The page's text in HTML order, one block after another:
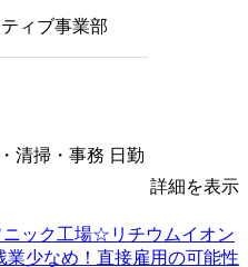
ィブ事業部
清掃・事務 日勤
詳細を表示